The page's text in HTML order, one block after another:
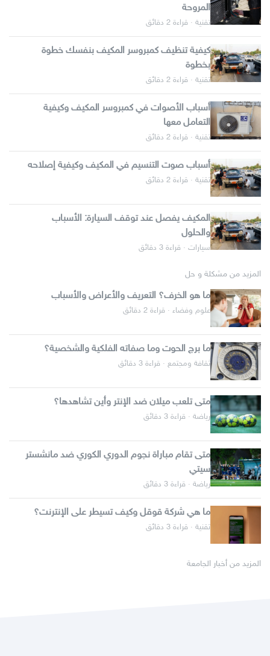
المروحة
تقنية · قراءة 2 دقائق
كيفية تنظيف كمبروسر المكيف بنفسك خطوة
بخطوة
تقنية · قراءة 2 دقائق
أسباب الأصوات في كمبروسر المكيف وكيفية
التعامل معها
تقنية · قراءة 2 دقائق
أسباب صوت التنسيم في المكيف وكيفية إصلاحه
تقنية · قراءة 2 دقائق
المكيف يفصل عند توقف السيارة: الأسباب
والحلول
سيارات · قراءة 3 دقائق
المزيد من مشكلة و حل
ما هو الخرف؟ التعريف والأعراض والأسباب
علوم وفضاء · قراءة 2 دقائق
ما برج الحوت وما صفاته الفلكية والشخصية؟
ثقافة ومجتمع · قراءة 3 دقائق
متى تلعب ميلان ضد الإنتر وأين تشاهدها؟
رياضة · قراءة 3 دقائق
متى تقام مباراة نجوم الدوري الكوري ضد مانشستر
سيتي
رياضة · قراءة 3 دقائق
ما هي شركة قوقل وكيف تسيطر على الإنترنت؟
تقنية · قراءة 3 دقائق
المزيد من أخبار الجامعة